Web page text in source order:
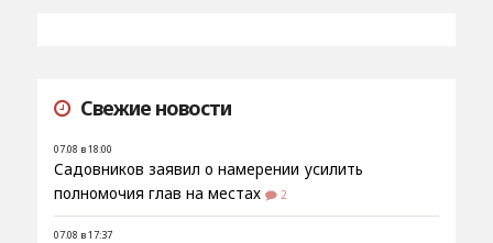
Свежие новости
07.08 в 18:00
Садовников заявил о намерении усилить
полномочия глав на местах
2
07.08 в 17:37